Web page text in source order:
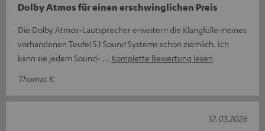
Dolby Atmos für einen erschwinglichen Preis
Die Dolby Atmos-Lautsprecher erweitern die Klangfülle meines
vorhandenen Teufel 5.1 Sound Systems schon ziemlich. Ich
kann sie jedem Sound-
Komplette Bewertung lesen
Thomas K.
12.03.2026